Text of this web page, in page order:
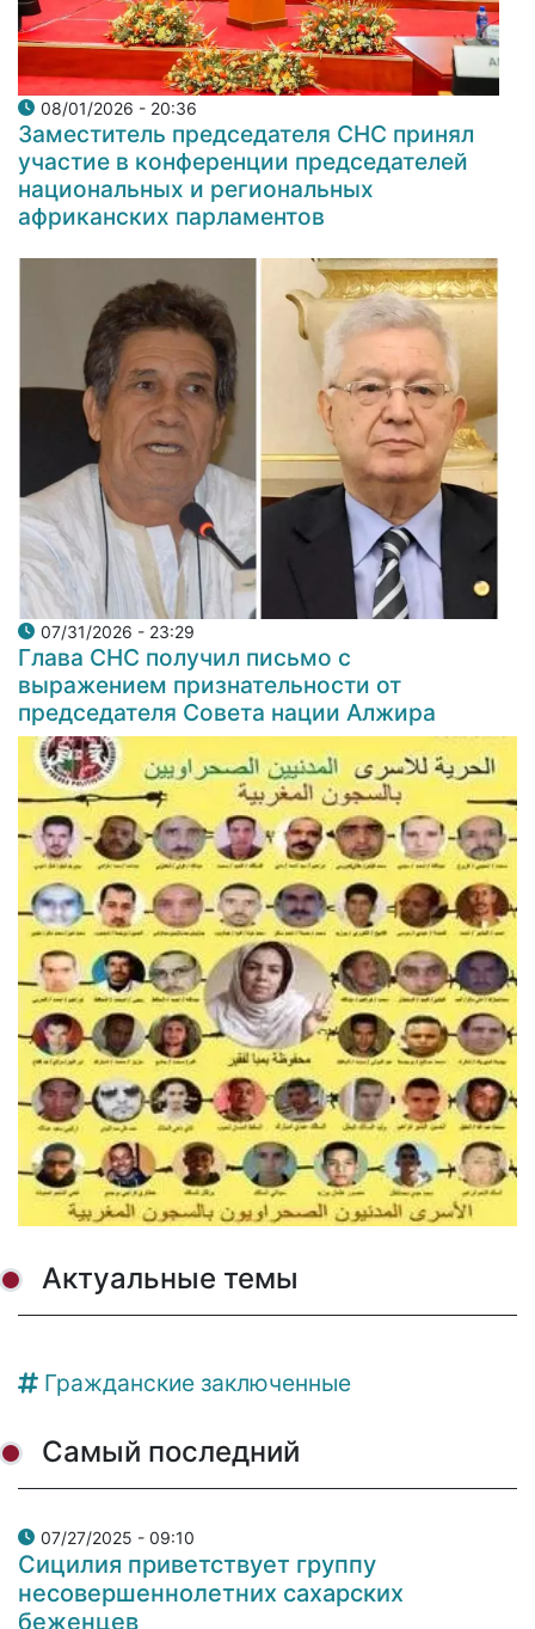
08/01/2026 - 20:36
Заместитель председателя СНС принял
участие в конференции председателей
национальных и региональных
африканских парламентов
07/31/2026 - 23:29
Глава СНС получил письмо с
выражением признательности от
председателя Совета нации Алжира
Актуальные темы
Гражданские заключенные
Самый последний
07/27/2025 - 09:10
Сицилия приветствует группу
несовершеннолетних сахарских
беженцев